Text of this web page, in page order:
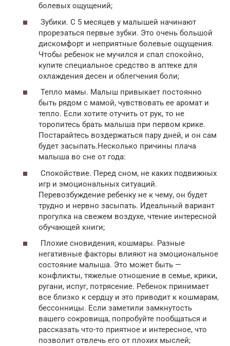
болевых ощущений;
Зубики. С 5 месяцев у малышей начинают
прорезаться первые зубки. Это очень большой
дискомфорт и неприятные болевые ощущения.
Чтобы ребенок не мучился и спал спокойно,
купите специальное средство в аптеке для
охлаждения десен и облегчения боли;
Тепло мамы. Малыш привыкает постоянно
быть рядом с мамой, чувствовать ее аромат и
тепло. Если хотите отучить от рук, то не
торопитесь брать малыша при первом крике.
Постарайтесь воздержаться пару дней, и он сам
будет засыпать.Несколько причины плача
малыша во сне от года:
Спокойствие. Перед сном, не каких подвижных
игр и эмоциональных ситуаций.
Перевозбуждение ребенку не к чему, он будет
трудно и нервно засыпать. Идеальный вариант
прогулка на свежем воздухе, чтение интересной
обучающей книги;
Плохие сновидения, кошмары. Разные
негативные факторы влияют на эмоциональное
состояние малыша. Это может быть —
конфликты, тяжелые отношение в семье, крики,
ругани, испуг, потрясение. Ребенок принимает
все близко к сердцу и это приводит к кошмарам,
бессонницы. Если заметили замкнутость
вашего сокровища, попробуйте пообщаться и
рассказать что-то приятное и интересное, что
позволит отвлечь его от плохих мыслей;